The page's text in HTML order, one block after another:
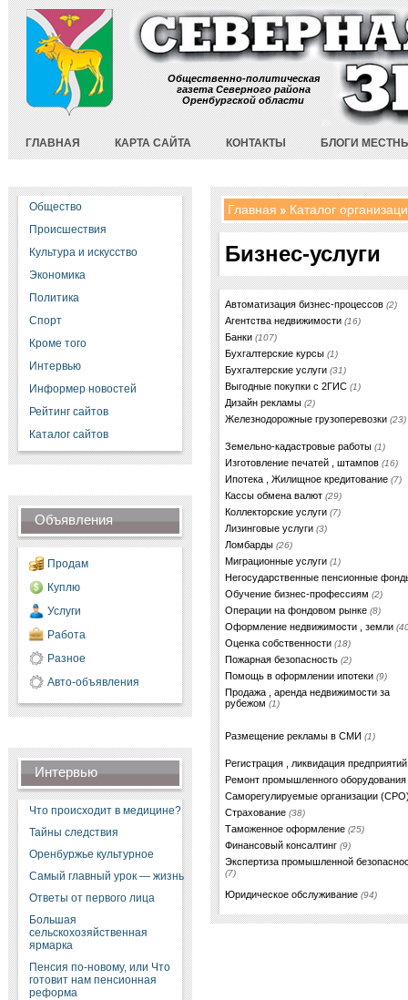
Общественно-политическая
газета Северного района
Оренбургской области
ГЛАВНАЯ КАРТА САЙТА КОНТАКТЫ БЛОГИ
Общество
Происшествия
Культура и искусство
Экономика
Политика
Спорт
Кроме того
Интервью
Информер новостей
Рейтинг сайтов
Каталог сайтов
Объявления
Продам
Куплю
Услуги
Работа
Разное
Авто-объявления
Интервью
Что происходит в медицине?
Тайны следствия
Оренбуржье культурное
Самый главный урок — жизнь
Ответы от первого лица
Большая
сельскохозяйственная
ярмарка
Пенсия по-новому, или Что
готовит нам пенсионная
реформа
Главная Каталог
Бизнес-услуги
Автоматизация бизнес-процессов (2)
Агентства недвижимости (16)
Банки (107)
Бухгалтерские курсы (1)
Бухгалтерские услуги (31)
Выгодные покупки с 2ГИС (1)
Дизайн рекламы (2)
Железнодорожные грузоперевозки (23)
Земельно-кадастровые работы (1)
Изготовление печатей , штампов (16)
Ипотека , Жилищное кредитование (7)
Кассы обмена валют (29)
Коллекторские услуги (7)
Лизинговые услуги (3)
Ломбарды (26)
Миграционные услуги (1)
Негосударственные пенсионные
Обучение бизнес-профессиям (2)
Операции на фондовом рынке (8)
Оформление недвижимости , земли
Оценка собственности (18)
Пожарная безопасность (2)
Помощь в оформлении ипотеки (9)
Продажа , аренда недвижимости за
рубежом (1)
Размещение рекламы в СМИ (1)
Регистрация , ликвидация
Ремонт промышленного оборудования
Саморегулируемые организации
Страхование (38)
Таможенное оформление (25)
Финансовый консалтинг (9)
Экспертиза промышленной
(7)
Юридическое обслуживание (94)